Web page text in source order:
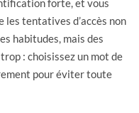
forte, et vous
les tentatives d’accès non
habitudes, mais des
: choisissez un mot de
pour éviter toute